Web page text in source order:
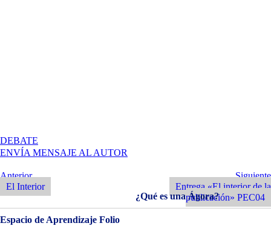
DEBATE
PROYECTO
DISEÑO
EDITORIAL
·
EGERIA
ENVÍA MENSAJE AL AUTOR
Navegación
de
entradas
Entrada
Anterior
Anterior
El Interior
Siguiente
Entrada
Siguiente
Entrega «El interior de la
publicación» PEC04
¿Qué es una Ágora?
Espacio de Aprendizaje Folio